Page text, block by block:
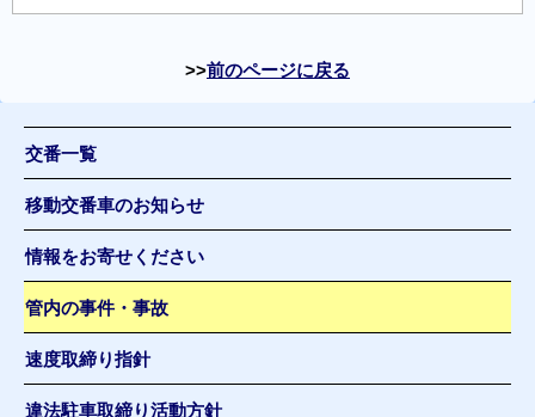
前のページに戻る
交番一覧
移動交番車のお知らせ
情報をお寄せください
管内の事件・事故
速度取締り指針
違法駐車取締り活動方針